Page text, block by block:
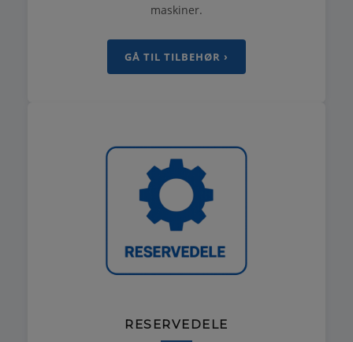
maskiner.
GÅ TIL TILBEHØR ›
RESERVEDELE